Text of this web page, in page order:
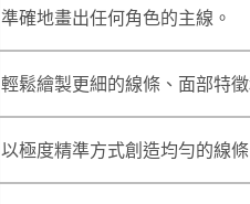
準確地畫出任何角色的主線。
輕鬆繪製更細的線條、面部特
以極度精準方式創造均勻的線